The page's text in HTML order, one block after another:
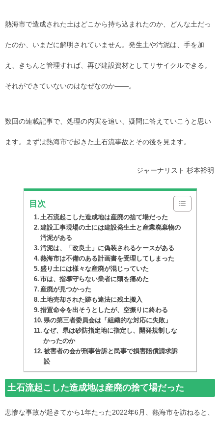
熱海市で造成された土はどこから持ち込まれたのか、どんな土だっ
たのか、いまだに解明されていません。発生土や汚泥は、手を加
え、きちんと管理すれば、再び建設資材としてリサイクルできる。
それができていないのはなぜなのか――。
数回の連載記事で、処理の内実を追い、疑問に答えていこうと思い
ます。まずは熱海市で起きた土石流事故とその後を見ます。
ジャーナリスト 杉本裕明
目次
土石流起こした造成地は産廃の捨て場だった
建設工事現場の土には建設発生土と産業廃棄物の
汚泥がある
汚泥は、「改良土」に偽装されるケースがある
熱海市は不備のある計画書を受理してしまった
盛り土には様々な産廃が混じっていた
市は、指導守らない業者に頭を痛めた
産廃が見つかった
土地売却された跡も違法に残土搬入
措置命令を出そうとしたが、空振りに終わる
県の第三者委員会は「組織的な対応に失敗」
なぜ、県は砂防指定地に指定し、開発規制しな
かったのか
被害者の会が刑事告訴と民事で損害賠償請求訴
訟
土石流起こした造成地は産廃の捨て場だった
悲惨な事故が起きてから1年たった2022年6月、熱海市を訪ねると、